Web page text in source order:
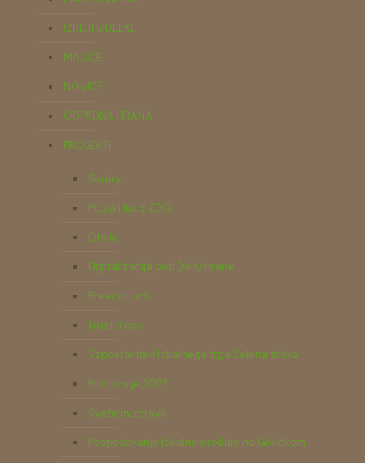
IZBERI IZDELKE
MALICE
NOVICE
ODPADNA HRANA
PROJEKTI
Sentry
Ptujski lük z ZGO
Ofelia
Digitalizacija poti (eko) hrane
Breadcrumb
Trust-Food
Vzpostavitev lokalnega trga Zelena točka
Bučno olje 2022
Sveže in zdravo
Pospeševanje lokalne prodaje na Goričkem